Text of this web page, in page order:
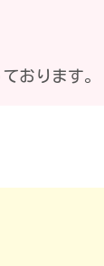
おります。